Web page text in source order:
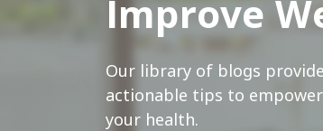
Improve
Our library of blogs
actionable tips to
your health.